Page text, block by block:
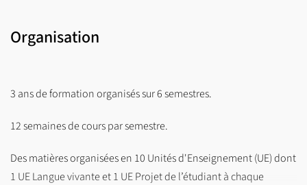
Organisation
3 ans de formation organisés sur 6 semestres.
12 semaines de cours par semestre.
Des matières organisées en 10 Unités d'Enseignement (UE) dont
1 UE Langue vivante et 1 UE Projet de l’étudiant à chaque